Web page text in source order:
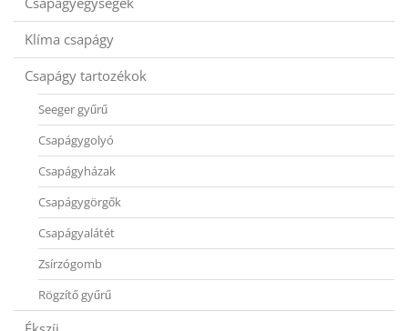
Klíma csapágy
Csapágy tartozékok
Seeger gyűrű
Csapágygolyó
Csapágyházak
Csapágygörgők
Csapágyalátét
Zsírzógomb
Rögzítő gyűrű